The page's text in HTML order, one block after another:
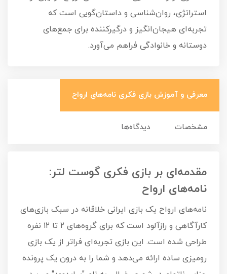
استراتژی، روان‌شناسی و داستان‌گویی است که
تجربه‌ای هیجان‌انگیز و درگیرکننده برای جمع‌های
دوستانه و خانوادگی فراهم می‌آورد.
معرفی و آموزش بازی فکری نامه‌های ارواح
مشخصات دیدگاه‌ها
مقدمه‌ای بر بازی فکری گوست لتر:
نامه‌های ارواح
نامه‌های ارواح یک بازی ایرانی خلاقانه در سبک بازی‌های
کارآگاهی و رازآلود است که برای گروه‌های ۲ تا ۱۲ نفره
طراحی شده است. این بازی تجربه‌ای فراتر از یک بازی
رومیزی ساده ارائه می‌دهد و شما را به درون یک پرونده